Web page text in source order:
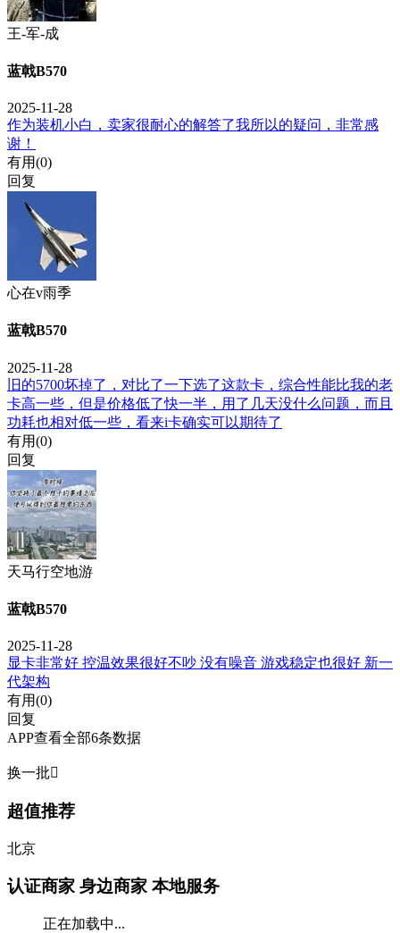
王-军-成
蓝戟B570
2025-11-28
作为装机小白，卖家很耐心的解答了我所以的疑问，非常感
谢！
有用(0)
回复
心在v雨季
蓝戟B570
2025-11-28
旧的5700坏掉了，对比了一下选了这款卡，综合性能比我的老
卡高一些，但是价格低了快一半，用了几天没什么问题，而且
功耗也相对低一些，看来i卡确实可以期待了
有用(0)
回复
天马行空地游
蓝戟B570
2025-11-28
显卡非常好 控温效果很好不吵 没有噪音 游戏稳定也很好 新一
代架构
有用(0)
回复
APP查看全部6条数据
换一批
超值推荐
北京
认证商家 身边商家 本地服务
正在加载中...